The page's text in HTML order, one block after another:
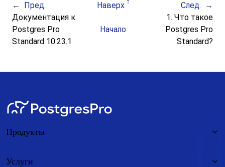
Пред. Наверх
След.
Документация к
Postgres Pro
Standard 10.23.1
Начало
1. Что такое
Postgres Pro
Standard?
Продукты
Услуги